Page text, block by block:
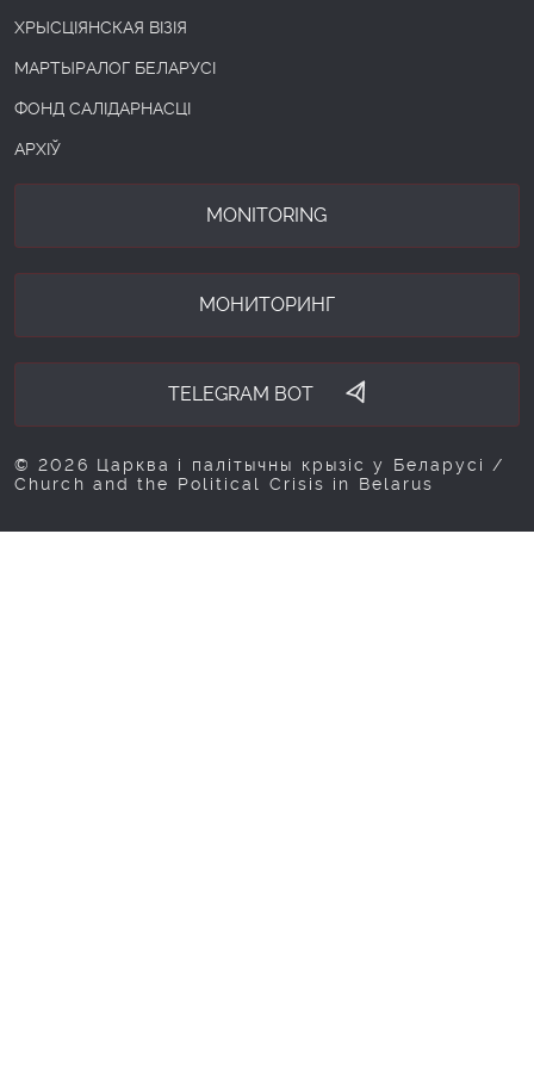
ХРЫСЦІЯНСКАЯ ВІЗІЯ
МАРТЫРАЛОГ БЕЛАРУСІ
ФОНД САЛІДАРНАСЦІ
АРХІЎ
MONITORING
МОНИТОРИНГ
TELEGRAM BOT
© 2026 Царква і палітычны крызіс у Беларусі /
Church and the Political Crisis in Belarus